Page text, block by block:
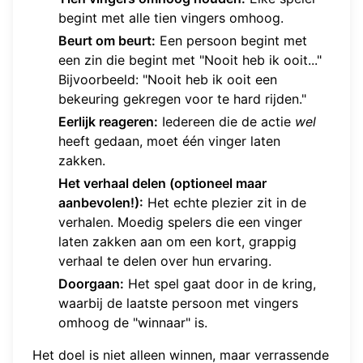
begint met alle tien vingers omhoog.
Beurt om beurt: Een persoon begint met
een zin die begint met "Nooit heb ik ooit..."
Bijvoorbeeld: "Nooit heb ik ooit een
bekeuring gekregen voor te hard rijden."
Eerlijk reageren: Iedereen die de actie wel
heeft gedaan, moet één vinger laten
zakken.
Het verhaal delen (optioneel maar
aanbevolen!): Het echte plezier zit in de
verhalen. Moedig spelers die een vinger
laten zakken aan om een kort, grappig
verhaal te delen over hun ervaring.
Doorgaan: Het spel gaat door in de kring,
waarbij de laatste persoon met vingers
omhoog de "winnaar" is.
Het doel is niet alleen winnen, maar verrassende